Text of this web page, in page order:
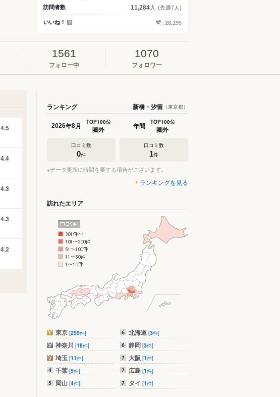
訪問者数 11,284人 (先週7人)
いいね！ ？ 28,195
1561
フォロー中
1070
フォロワー
4.5
4.4
4.3
4.3
4.2
ランキング 新橋・汐留 （東京都）
2026年8月 TOP100位
圏外
口コミ数
0件
年間 TOP100位
圏外
口コミ数
1件
※データ更新に時間を要する場合がございます。
ランキングを見る
訪れたエリア
東京 [299件]
神奈川 [18件]
埼玉 [11件]
千葉 [9件]
岡山 [4件]
北海道 [3件]
静岡 [3件]
大阪 [1件]
広島 [1件]
タイ [1件]